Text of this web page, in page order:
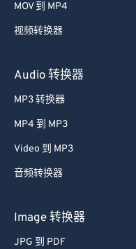
MOV 到 MP4
视频转换器
Audio 转换器
MP3 转换器
MP4 到 MP3
Video 到 MP3
音频转换器
Image 转换器
JPG 到 PDF